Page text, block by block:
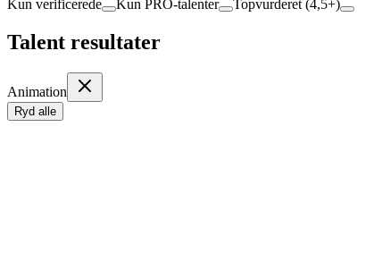
Kun verificerede Kun PRO-talenter Topvurderet (4,5+)
Talent resultater
Animation
Ryd alle